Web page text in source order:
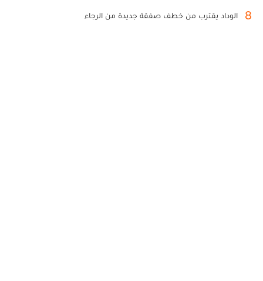
8 الوداد يقترب من خطف صفقة جديدة من الرجاء